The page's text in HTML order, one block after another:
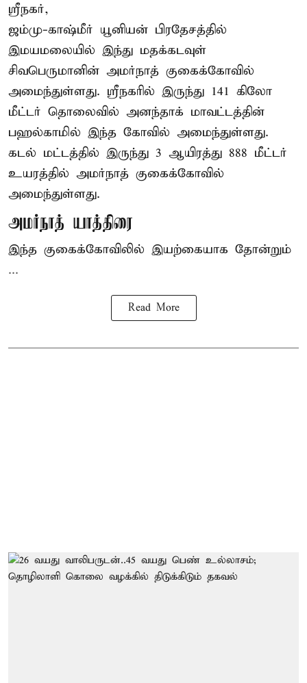
ஸ்ரீநகர்,
ஜம்மு-காஷ்மீர் யூனியன் பிரதேசத்தில்
இமயமலையில் இந்து மதக்கடவுள்
சிவபெருமானின் அமர்நாத் குகைக்கோவில்
அமைந்துள்ளது. ஸ்ரீநகரில் இருந்து 141 கிலோ
மீட்டர் தொலைவில் அனந்தாக் மாவட்டத்தின்
பஹல்காமில் இந்த கோவில் அமைந்துள்ளது.
கடல் மட்டத்தில் இருந்து 3 ஆயிரத்து 888 மீட்டர்
உயரத்தில் அமர்நாத் குகைக்கோவில்
அமைந்துள்ளது.
அமர்நாத் யாத்திரை
இந்த குகைக்கோவிலில் இயற்கையாக தோன்றும்
...
Read More